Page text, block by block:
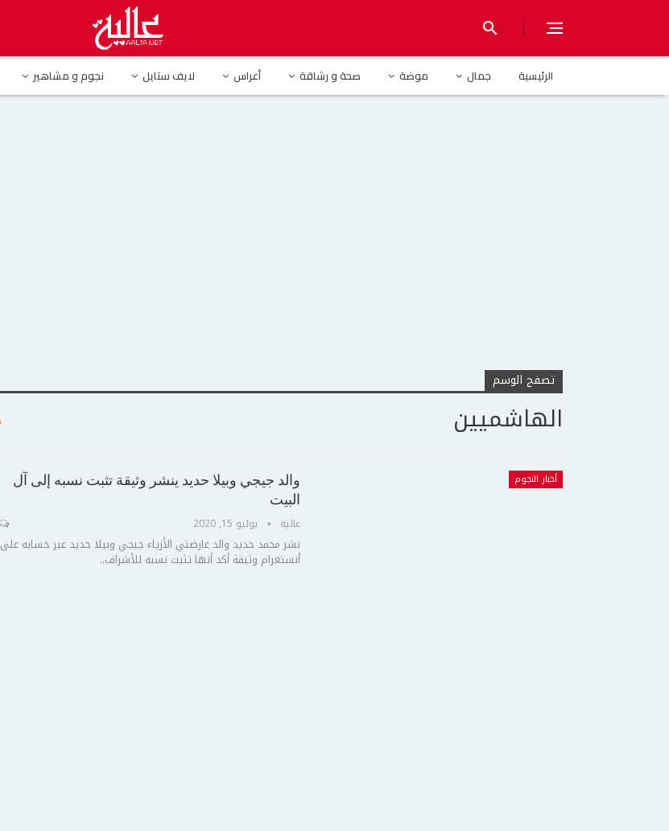
|
search
الرئيسية جمال موضة صحة و رشاقة أعراس لايف ستايل نجوم و مشاهير
الرئيسية الهاشميين
تصفح الوسم
الهاشميين
أخبار النجوم
والد جيجي وبيلا حديد ينشر وثيقة تثبت نسبه إلى آل
البيت
عالية يوليو 15, 2020
نشر محمد حديد والد عارضتي الأزياء جيجي وبيلا حديد عبر حسابه على
أنستغرام وثيقة أكد أنها تثبت نسبه للأشراف..